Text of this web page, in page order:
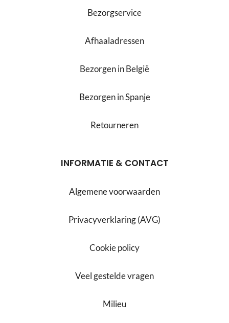
Bezorgservice
Afhaaladressen
Bezorgen in België
Bezorgen in Spanje
Retourneren
INFORMATIE & CONTACT
Algemene voorwaarden
Privacyverklaring (AVG)
Cookie policy
Veel gestelde vragen
Milieu